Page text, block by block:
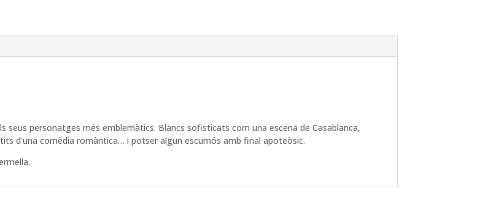
seus personatges més emblemàtics. Blancs sofisticats com una escena de Casablanca,
d’una comèdia romàntica… i potser algun escumós amb final apoteòsic.